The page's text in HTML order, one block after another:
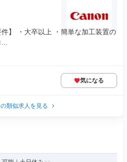
】 ・大卒以上 ・簡単な加工装置の
気になる
類似求人を見る